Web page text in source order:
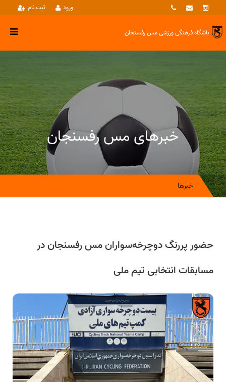
ثبت نام ورود
باشگاه فرهنگی ورزشیمس رفسنجان
خبرهای مس رفسنجان
خبرها
حضور پررنگ دوچرخه‌سواران مس رفسنجان در
مسابقات انتخابی تیم ملی